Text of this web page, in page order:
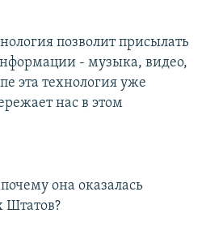
позволит присылать
- музыка, видео,
эта технология уже
нас в этом
она оказалась
Штатов?